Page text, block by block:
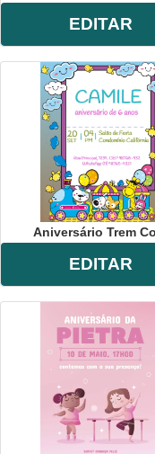
EDITAR
Aniversário Trem
EDITAR